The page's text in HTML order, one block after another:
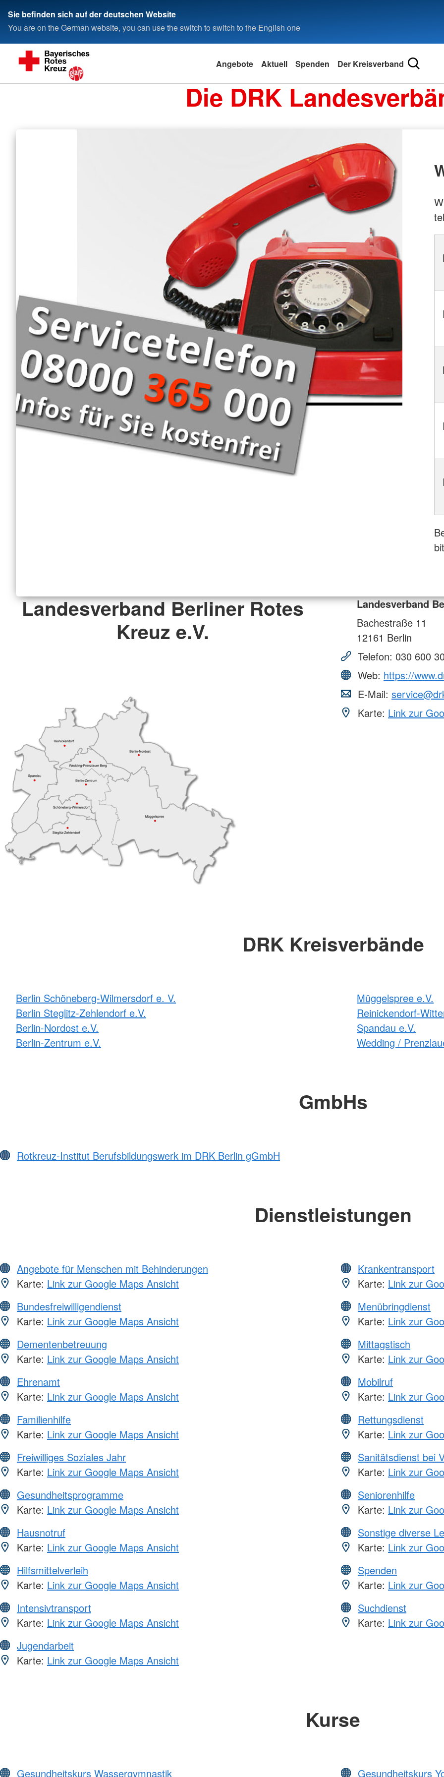
Sie befinden sich auf der deutschen Website
You are on the German website, you can use the switch to switch to the English one
Angebote Aktuell Spenden Der Kreisverband
Die DRK
Landesverband Berliner Rotes
Kreuz e.V.
Landesverband
Bachestraße 11
12161 Berlin
Telefon: 030 600
Web: https://
E-Mail:
Karte: Link zur
DRK Kreisverbände
Berlin Schöneberg-Wilmersdorf e. V.
Berlin Steglitz-Zehlendorf e.V.
Berlin-Nordost e.V.
Berlin-Zentrum e.V.
Müggelspree e.V.
Reinickendorf-
Spandau e.V.
Wedding /
GmbHs
Rotkreuz-Institut Berufsbildungswerk im DRK Berlin gGmbH
Dienstleistungen
Angebote für Menschen mit Behinderungen
Karte: Link zur Google Maps Ansicht
Bundesfreiwilligendienst
Karte: Link zur Google Maps Ansicht
Dementenbetreuung
Karte: Link zur Google Maps Ansicht
Ehrenamt
Karte: Link zur Google Maps Ansicht
Familienhilfe
Karte: Link zur Google Maps Ansicht
Freiwilliges Soziales Jahr
Karte: Link zur Google Maps Ansicht
Gesundheitsprogramme
Karte: Link zur Google Maps Ansicht
Hausnotruf
Karte: Link zur Google Maps Ansicht
Hilfsmittelverleih
Karte: Link zur Google Maps Ansicht
Intensivtransport
Karte: Link zur Google Maps Ansicht
Jugendarbeit
Karte: Link zur Google Maps Ansicht
Krankentransport
Karte: Link zur
Menübringdienst
Karte: Link zur
Mittagstisch
Karte: Link zur
Mobilruf
Karte: Link zur
Rettungsdienst
Karte: Link zur
Sanitätsdienst bei
Karte: Link zur
Seniorenhilfe
Karte: Link zur
Sonstige diverse
Karte: Link zur
Spenden
Karte: Link zur
Suchdienst
Karte: Link zur
Kurse
Gesundheitskurs Wassergymnastik Gesundheitskurs